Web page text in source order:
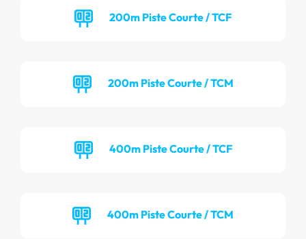
200m Piste Courte / TCF
200m Piste Courte / TCM
400m Piste Courte / TCF
400m Piste Courte / TCM